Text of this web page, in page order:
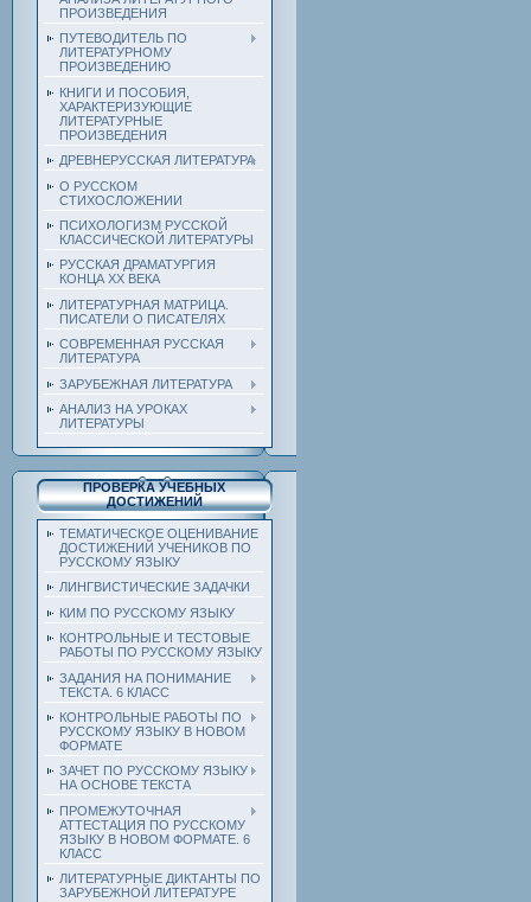
ПРОИЗВЕДЕНИЯ
ПУТЕВОДИТЕЛЬ ПО
ЛИТЕРАТУРНОМУ
ПРОИЗВЕДЕНИЮ
КНИГИ И ПОСОБИЯ,
ХАРАКТЕРИЗУЮЩИЕ
ЛИТЕРАТУРНЫЕ
ПРОИЗВЕДЕНИЯ
ДРЕВНЕРУССКАЯ ЛИТЕРАТУРА
О РУССКОМ
СТИХОСЛОЖЕНИИ
ПСИХОЛОГИЗМ РУССКОЙ
КЛАССИЧЕСКОЙ ЛИТЕРАТУРЫ
РУССКАЯ ДРАМАТУРГИЯ
КОНЦА ХХ ВЕКА
ЛИТЕРАТУРНАЯ МАТРИЦА.
ПИСАТЕЛИ О ПИСАТЕЛЯХ
СОВРЕМЕННАЯ РУССКАЯ
ЛИТЕРАТУРА
ЗАРУБЕЖНАЯ ЛИТЕРАТУРА
АНАЛИЗ НА УРОКАХ
ЛИТЕРАТУРЫ
ПРОВЕРКА УЧЕБНЫХ
ДОСТИЖЕНИЙ
ТЕМАТИЧЕСКОЕ ОЦЕНИВАНИЕ
ДОСТИЖЕНИЙ УЧЕНИКОВ ПО
РУССКОМУ ЯЗЫКУ
ЛИНГВИСТИЧЕСКИЕ ЗАДАЧКИ
КИМ ПО РУССКОМУ ЯЗЫКУ
КОНТРОЛЬНЫЕ И ТЕСТОВЫЕ
РАБОТЫ ПО РУССКОМУ ЯЗЫКУ
ЗАДАНИЯ НА ПОНИМАНИЕ
ТЕКСТА. 6 КЛАСС
КОНТРОЛЬНЫЕ РАБОТЫ ПО
РУССКОМУ ЯЗЫКУ В НОВОМ
ФОРМАТЕ
ЗАЧЕТ ПО РУССКОМУ ЯЗЫКУ
НА ОСНОВЕ ТЕКСТА
ПРОМЕЖУТОЧНАЯ
АТТЕСТАЦИЯ ПО РУССКОМУ
ЯЗЫКУ В НОВОМ ФОРМАТЕ. 6
КЛАСС
ЛИТЕРАТУРНЫЕ ДИКТАНТЫ ПО
ЗАРУБЕЖНОЙ ЛИТЕРАТУРЕ